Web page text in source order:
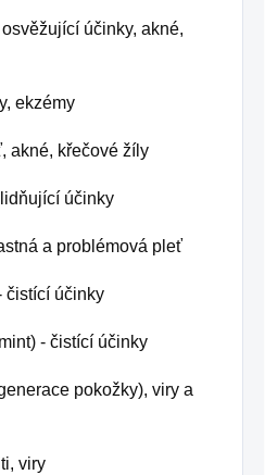
účinky, akné,
ekzémy
akné, křečové žíly
účinky
a problémová pleť
čistící účinky
- čistící účinky
pokožky), viry a
viry